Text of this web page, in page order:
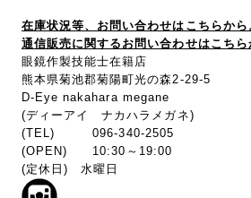
在庫状況等、お問い合わせはこちらから
通信販売に関するお問い合わせはこちら
眼鏡作製技能士在籍店
熊本県菊池郡菊陽町光の森2-29-5
D-Eye nakahara megane
(ディーアイ ナカハラメガネ)
(TEL) 096-340-2505
(OPEN) 10:30～19:00
(定休日) 水曜日